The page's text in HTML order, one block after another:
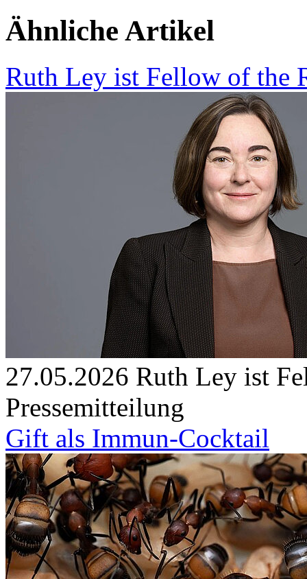
Ähnliche Artikel
Ruth Ley ist Fellow of the
27.05.2026 Ruth Ley ist
Pressemitteilung
Gift als Immun-Cocktail